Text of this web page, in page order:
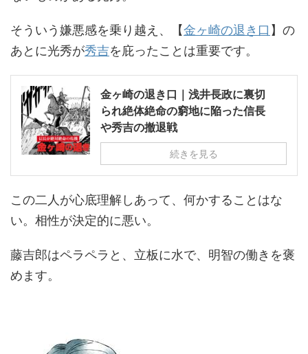
そういう嫌悪感を乗り越え、【金ヶ崎の退き口 】の
あとに光秀が秀吉を庇ったことは重要です。
金ヶ崎の退き口｜浅井長政に裏切
られ絶体絶命の窮地に陥った信長
や秀吉の撤退戦
続きを見る
この二人が心底理解しあって、何かすることはな
い。相性が決定的に悪い。
藤吉郎はペラペラと、立板に水で、明智の働きを褒
めます。